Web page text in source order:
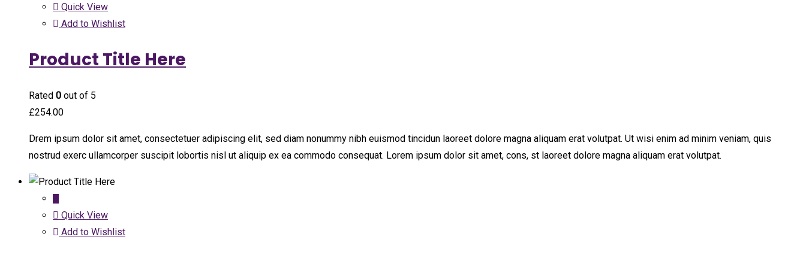
Quick View
Add to Wishlist
Product Title Here
Rated 0 out of 5
£254.00
Drem ipsum dolor sit amet, consectetuer adipiscing elit, sed diam nonummy nibh euismod tincidun laoreet dolore magna aliquam erat volutpat. Ut wisi enim ad minim veniam, quis
nostrud exerc ullamcorper suscipit lobortis nisl ut aliquip ex ea commodo consequat. Lorem ipsum dolor sit amet, cons, st laoreet dolore magna aliquam erat volutpat.
Quick View
Add to Wishlist